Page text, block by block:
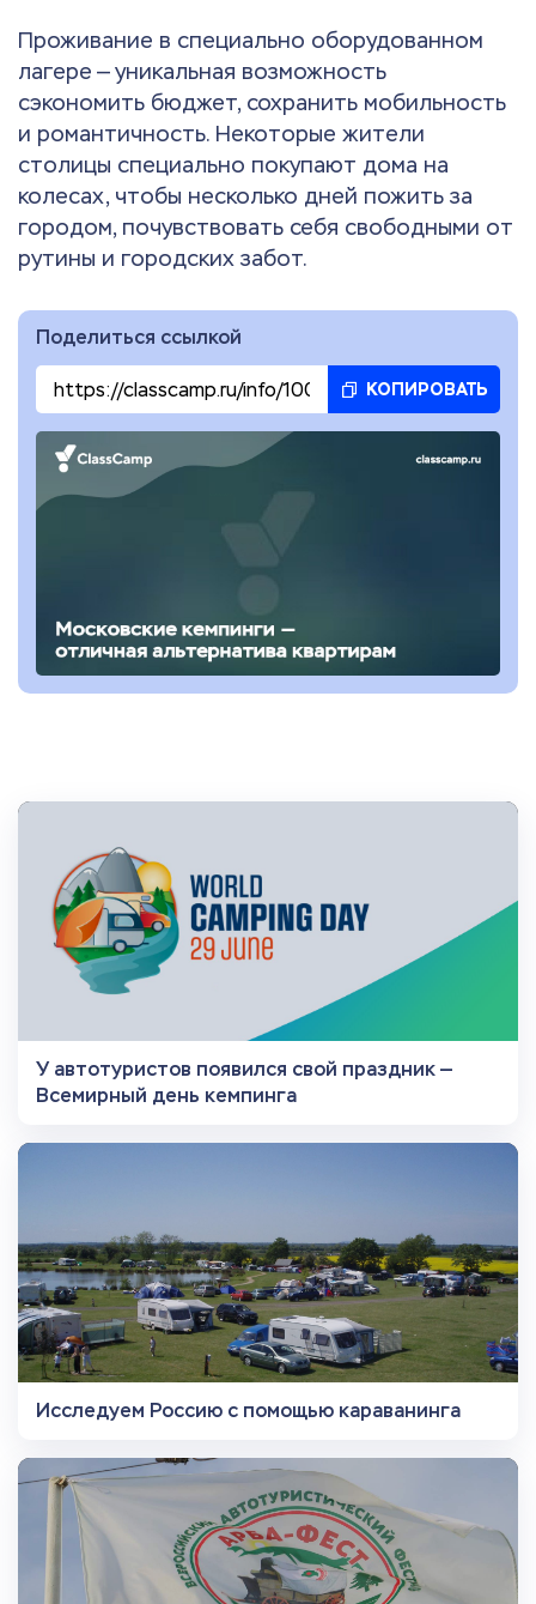
Проживание в специально оборудованном
лагере — уникальная возможность
сэкономить бюджет, сохранить мобильность
и романтичность. Некоторые жители
столицы специально покупают дома на
колесах, чтобы несколько дней пожить за
городом, почувствовать себя свободными от
рутины и городских забот.
Поделиться ссылкой
КОПИРОВАТЬ
У автотуристов появился свой праздник —
Всемирный день кемпинга
Исследуем Россию с помощью караванинга